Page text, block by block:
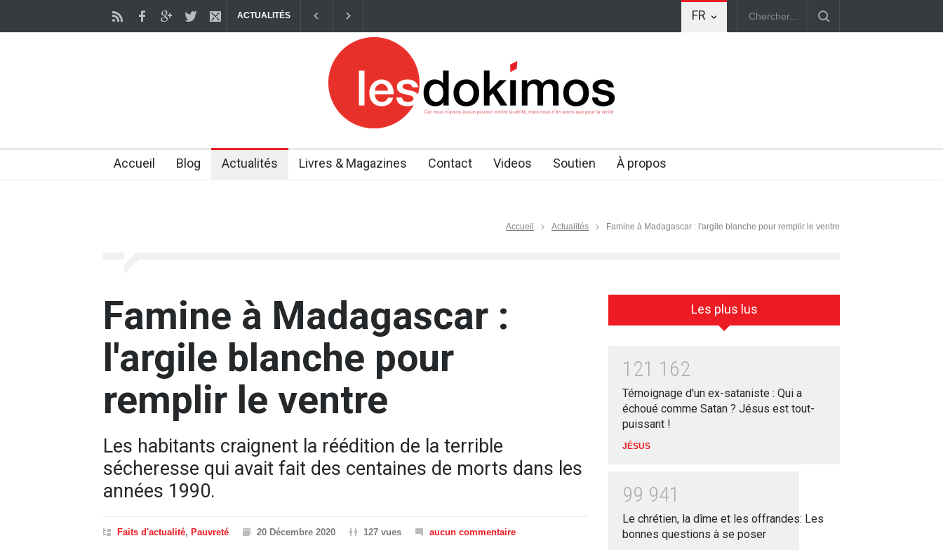
FR
ACTUALITÉS
Comment la Marche pour Jésus est devenue la première procession œcuménique en France Des dizaines de milliers de chrétiens s’apprêtent à défiler les 30
Accueil Blog Actualités Livres & Magazines Contact Videos Soutien À propos
Accueil Actualités Famine à Madagascar : l'argile blanche pour remplir le ventre
Famine à Madagascar :
l'argile blanche pour
remplir le ventre
Les habitants craignent la réédition de la terrible
sécheresse qui avait fait des centaines de morts dans les
années 1990.
Faits d'actualité, Pauvreté 20 Décembre 2020 127 vues aucun commentaire
Les plus lus
1 21 1 62
Témoignage d'un ex-sataniste : Qui a
échoué comme Satan ? Jésus est tout-
puissant !
JÉSUS
99 941
Le chrétien, la dîme et les offrandes: Les
bonnes questions à se poser